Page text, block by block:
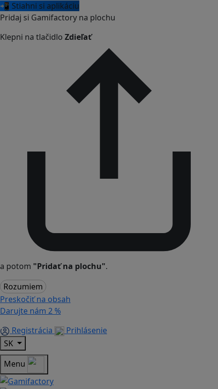
📲 Stiahni si aplikáciu
Pridaj si Gamifactory na plochu
Klepni na tlačidlo Zdieľať
a potom "Pridať na plochu".
Rozumiem
Preskočiť na obsah
Darujte nám 2 %
Registrácia
Prihlásenie
SK
Menu